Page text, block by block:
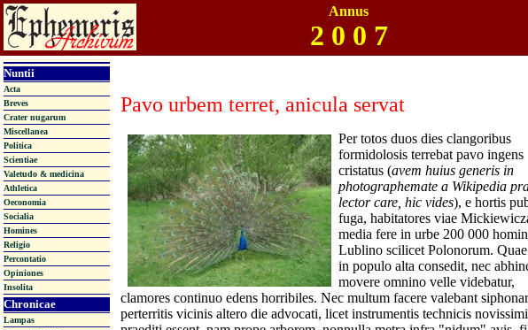
Annus
2 0 0 7
Nuntii
Acta
Breves
Crater nugarum
Miscellanea
Politica
Scientiae
Valetudo & medicina
Athletica
Oeconomia
Socialia
Homines
Religio
Percontatio
Opiniones
Insolita
Chronicae
Lampas
Pavo urbem terret, anicula servat
Per totos duos dies clangoribus
formidolosis terrebat pavo ingens
cristatus (avem huius generis in
photographemate a Wikipedia
lector care, hic vides), e hortis
fuga, habitatores viae
media fere in urbe 200 000
Lublino scilicet Polonorum. Quae
in populo alta consedit, nec
movere omnino velle videbatur,
clamores continuo edens horribiles. Nec multum facere valebant
perterritis vicinis altero die advocati, licet instrumentis technicis